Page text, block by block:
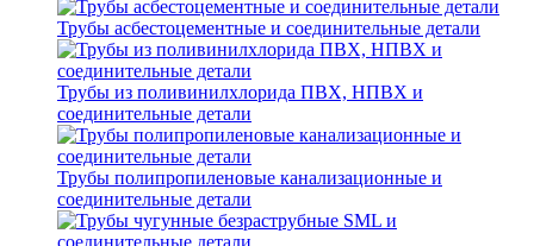
Трубы асбестоцементные и соединительные детали
Трубы из поливинилхлорида ПВХ, НПВХ и
соединительные детали
Трубы полипропиленовые канализационные и
соединительные детали